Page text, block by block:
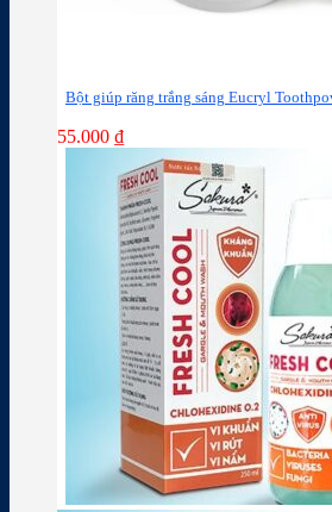
Bột giúp răng trắng sáng Eucryl
55.000 ₫